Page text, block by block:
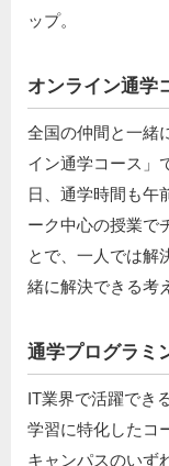
ップ。
オンライン通学
全国の仲間と一緒
イン通学コース」
日、通学時間も午
ーク中心の授業で
とで、一人では解
緒に解決できる考
通学プログラミ
IT業界で活躍でき
学習に特化したコ
キャンパスのいず